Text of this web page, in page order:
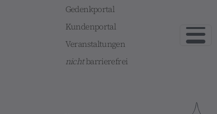
Gedenkportal
Kundenportal
Veranstaltungen
nichtbarrierefrei